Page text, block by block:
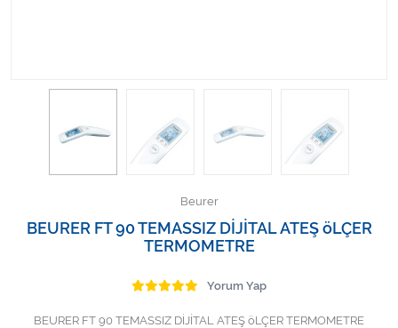
Varis Çorapları
Tüm Kategorileri Gör
Beurer
BEURER FT 90 TEMASSIZ DİJİTAL ATEŞ öLÇER
TERMOMETRE
Yorum Yap
BEURER FT 90 TEMASSIZ DİJİTAL ATEŞ öLÇER TERMOMETRE